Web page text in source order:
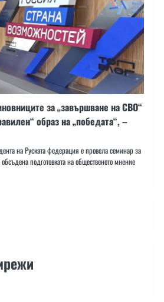
за „завършване на СВО“
образ на „победата“, –
на Руската федерация е провела семинар за
подготовката на общественото мнение